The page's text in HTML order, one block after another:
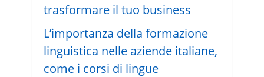
L’importanza della formazione
linguistica nelle aziende italiane,
come i corsi di lingue